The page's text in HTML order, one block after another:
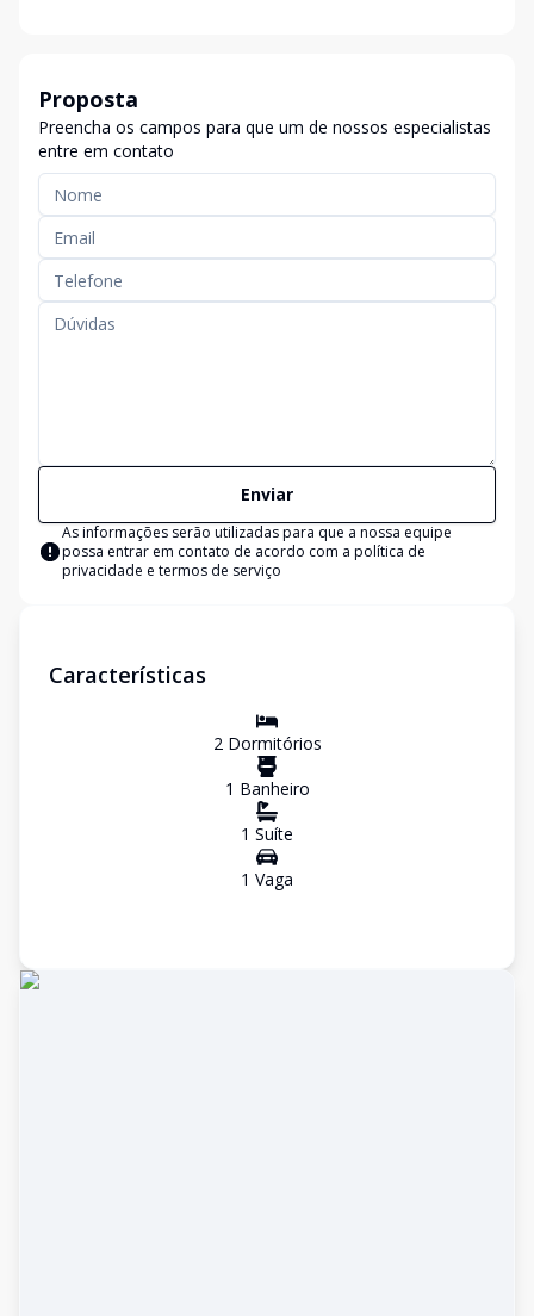
Proposta
Preencha os campos para que um de nossos especialistas
entre em contato
Enviar
As informações serão utilizadas para que a nossa equipe
possa entrar em contato de acordo com a política de
privacidade e termos de serviço
Características
2Dormitórios
1 Banheiro
1 Suíte
1 Vaga